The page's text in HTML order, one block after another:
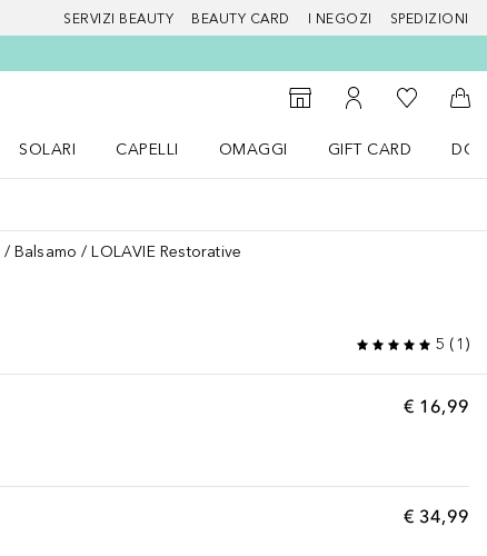
SERVIZI BEAUTY BEAUTY CARD I NEGOZI SPEDIZIONI
StorefinderAl Mio Account
Alla Mia
Al
SOLARI
CAPELLI
OMAGGI
GIFT CARD
Balsamo LOLAVIE Restorative
5 ( 1 )
€ 16,99
€ 34,99